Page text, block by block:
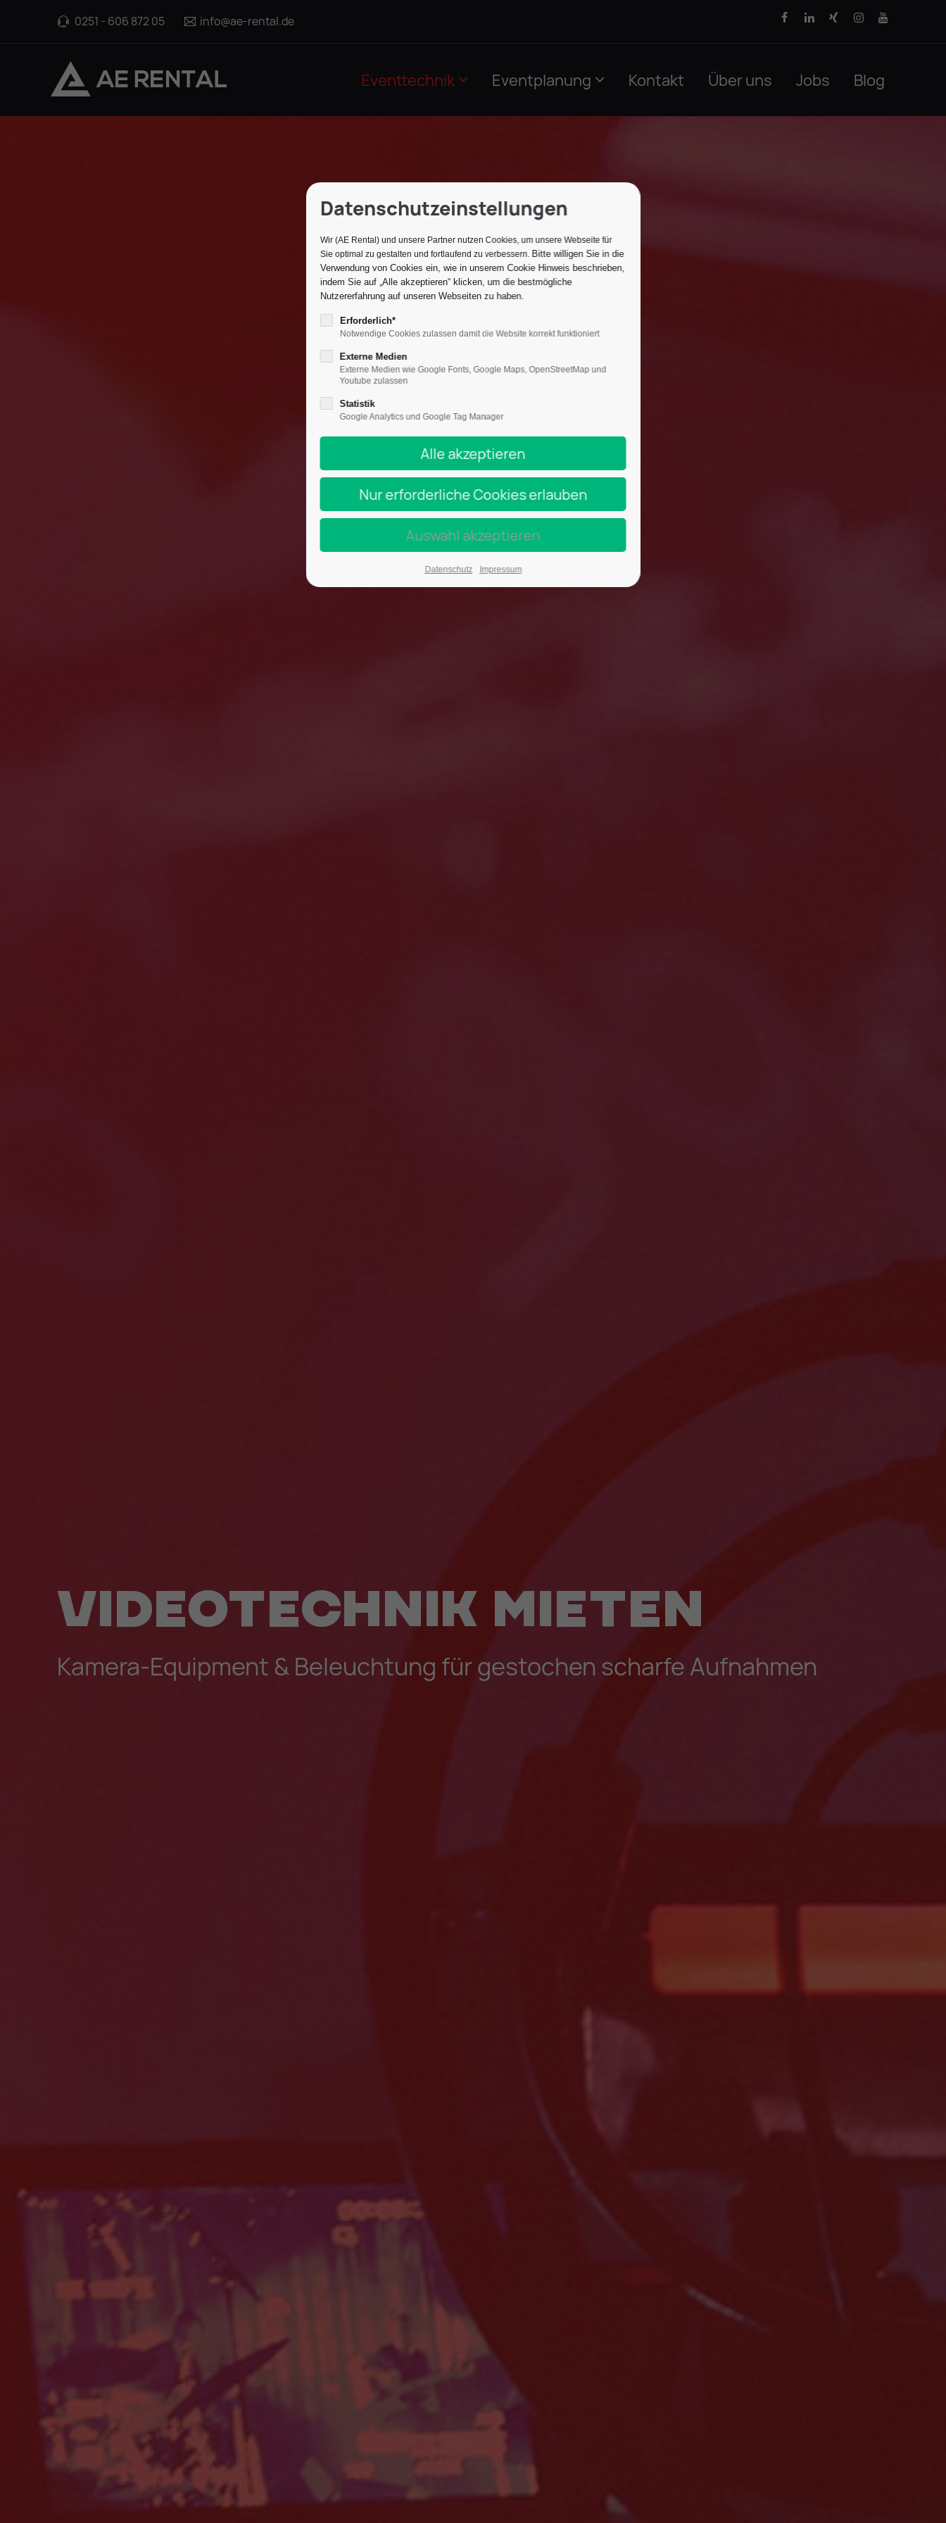
0251 - 606 872 05 info@ae-rental.de
Eventtechnik Eventplanung Kontakt Über uns Jobs Blog
Videotechnik mieten
Kamera-Equipment & Beleuchtung für gestochen scharfe Aufnahmen
Datenschutzeinstellungen
Wir (AE Rental) und unsere Partner nutzen Cookies, um unsere Webseite für
Sie optimal zu gestalten und fortlaufend zu verbessern. Bitte willigen Sie in die
Verwendung von Cookies ein, wie in unserem Cookie Hinweis beschrieben,
indem Sie auf „Alle akzeptieren“ klicken, um die bestmögliche
Nutzererfahrung auf unseren Webseiten zu haben.
Erforderlich*
Notwendige Cookies zulassen damit die Website korrekt funktioniert
Externe Medien
Externe Medien wie Google Fonts, Google Maps, OpenStreetMap und
Youtube zulassen
Statistik
Google Analytics und Google Tag Manager
Datenschutz Impressum